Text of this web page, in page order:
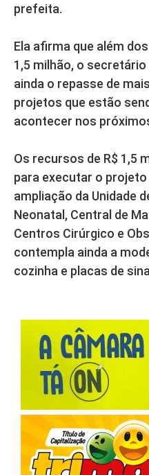
prefeita.
Ela afirma que além
1,5 milhão, o
ainda o repasse de
projetos que estão
acontecer nos
Os recursos de R$ 1,5
para executar o projeto
ampliação da Unidade
Neonatal, Central de
Centros Cirúrgico e
contempla ainda a
cozinha e placas de